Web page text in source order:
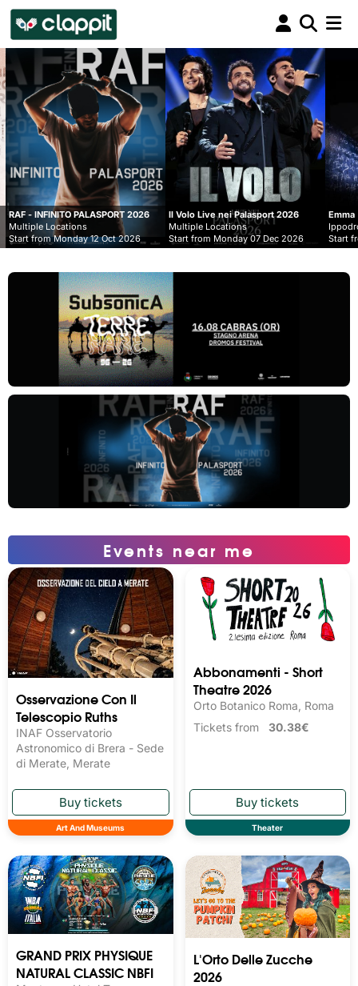
Clappit
biglietteria
2026
12 Oct 2026
Il Volo Live nei Palasport 2026
Multiple Locations
Start from Monday 07 Dec 2026
Emma
Ippodromo Snai - San Siro
Start from Wednesday 09
Events near me
Osservazione Con Il
Telescopio Ruths
INAF Osservatorio
Astronomico di Brera - Sede
di Merate, Merate
Art And Museums
Abbonamenti - Short
Theatre 2026
Orto Botanico Roma, Roma
Tickets from 30.38€
Theater
GRAND PRIX PHYSIQUE
NATURAL CLASSIC NBFI
L'Orto Delle Zucche
2026